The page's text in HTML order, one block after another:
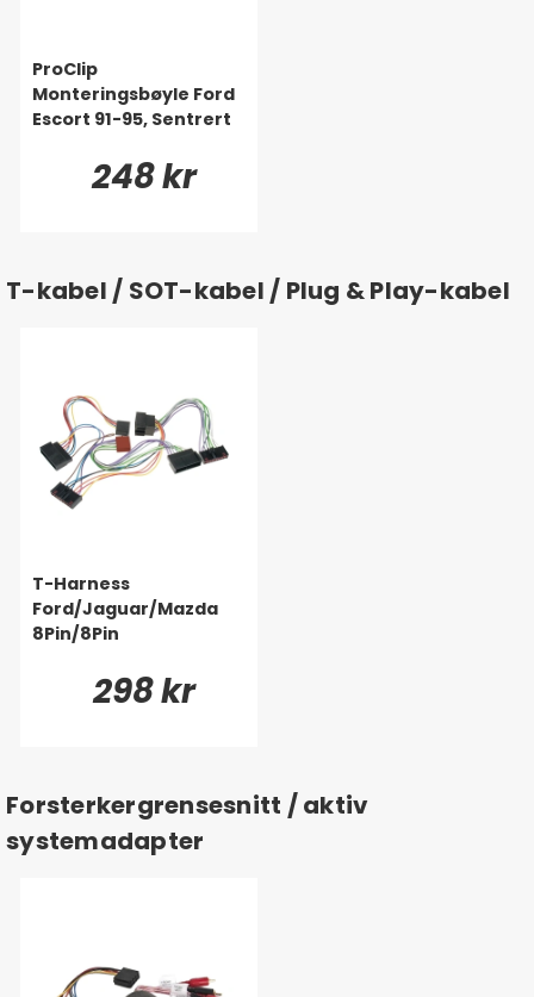
ProClip
Monteringsbøyle Ford
Escort 91-95, Sentrert
248 kr
T-kabel / SOT-kabel / Plug & Play-kabel
T-Harness
Ford/Jaguar/Mazda
8Pin/8Pin
298 kr
Forsterkergrensesnitt / aktiv
systemadapter